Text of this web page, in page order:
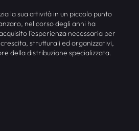
la sua attività in un piccolo punto
nel corso degli anni ha
l’esperienza necessaria per
strutturali ed organizzativi,
della distribuzione specializzata.